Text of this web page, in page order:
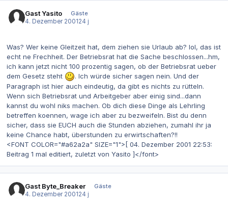
Gast Yasito
Gäste
4. Dezember 2001 24 j
Was? Wer keine Gleitzeit hat, dem ziehen sie Urlaub ab? lol, das ist
echt ne Frechheit. Der Betriebsrat hat die Sache beschlossen...hm,
ich kann jetzt nicht 100 prozentig sagen, ob der Betriebsrat ueber
dem Gesetz steht
. Ich würde sicher sagen nein. Und der
Paragraph ist hier auch eindeutig, da gibt es nichts zu rütteln.
Wenn sich Betriebsrat und Arbeitgeber aber einig sind...dann
kannst du wohl niks machen. Ob dich diese Dinge als Lehrling
betreffen koennen, wage ich aber zu bezweifeln. Bist du denn
sicher, dass sie EUCH auch die Stunden abziehen, zumahl ihr ja
keine Chance habt, überstunden zu erwirtschaften?!!
<FONT COLOR="#a62a2a" SIZE="1">[ 04. Dezember 2001 22:53:
Beitrag 1 mal editiert, zuletzt von Yasito ]</font>
Gast Byte_Breaker
Gäste
4. Dezember 2001 24 j